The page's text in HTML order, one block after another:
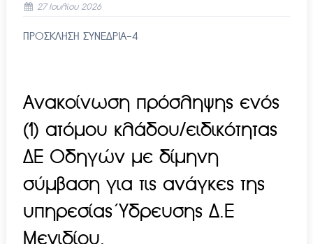
27 Ιουλίου 2026
ΠΡΟΣΚΛΗΣΗ ΣΥΝΕΔΡΙΑ-4
Ανακοίνωση πρόσληψης ενός
(1) ατόμου κλάδου/ειδικότητας
ΔΕ Οδηγών με δίμηνη
σύμβαση για τις ανάγκες της
υπηρεσίας Ύδρευσης Δ.Ε
Μενιδίου.